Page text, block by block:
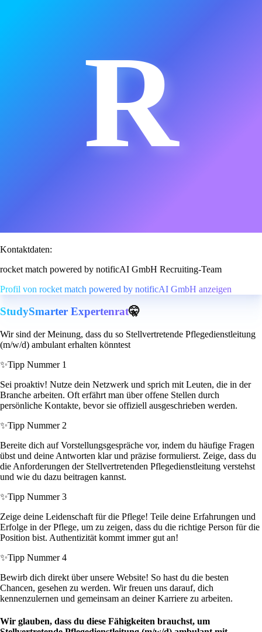
R
Kontaktdaten:
rocket match powered by notificAI GmbH Recruiting-Team
Profil von rocket match powered by notificAI GmbH anzeigen
StudySmarter Expertenrat🤫
Wir sind der Meinung, dass du so Stellvertretende Pflegedienstleitung
(m/w/d) ambulant erhalten könntest
✨Tipp Nummer 1
Sei proaktiv! Nutze dein Netzwerk und sprich mit Leuten, die in der
Branche arbeiten. Oft erfährt man über offene Stellen durch
persönliche Kontakte, bevor sie offiziell ausgeschrieben werden.
✨Tipp Nummer 2
Bereite dich auf Vorstellungsgespräche vor, indem du häufige Fragen
übst und deine Antworten klar und präzise formulierst. Zeige, dass du
die Anforderungen der Stellvertretenden Pflegedienstleitung verstehst
und wie du dazu beitragen kannst.
✨Tipp Nummer 3
Zeige deine Leidenschaft für die Pflege! Teile deine Erfahrungen und
Erfolge in der Pflege, um zu zeigen, dass du die richtige Person für die
Position bist. Authentizität kommt immer gut an!
✨Tipp Nummer 4
Bewirb dich direkt über unsere Website! So hast du die besten
Chancen, gesehen zu werden. Wir freuen uns darauf, dich
kennenzulernen und gemeinsam an deiner Karriere zu arbeiten.
Wir glauben, dass du diese Fähigkeiten brauchst, um